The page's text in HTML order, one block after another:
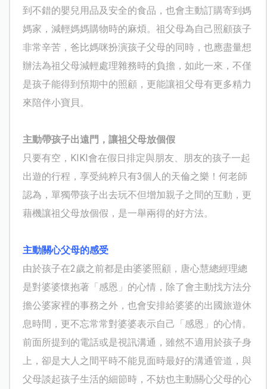
到不錯的嬰兒用品及安全的食品，也會主動訂購寄到媽
媽家，減輕媽媽購物時的麻煩。祖父母為自己照顧孩子
非常辛苦，爸比媽咪扮演孩子父母的同時，也應盡量想
辦法為祖父母減輕處理雜務時的負擔，如此一來，不僅
是孩子能得到預期中的照顧，更能讓祖父母有更多精力
來陪伴小寶貝。
主動帶孩子出遠門，讓祖父母放個假
只要有空， KIKI 會在假日排定與朋友、朋友的孩子一起
出遊的行程，享受純粹只有3個人的天倫之樂！何老師
認為，單獨帶孩子出去玩不但增加親子之間的互動，更
藉機讓祖父母放個假，是一舉兩得的好方法。
主動關心父母的感受
由於孩子在2歲之前都是由婆婆照顧，唐心慧總經理總
是對婆婆懷抱著「感恩」的心情，除了會主動找方法分
擔公婆家裡的事務之外，也會安排給婆婆的出國旅遊休
息時間，更不忘常常對婆婆表示自己「感恩」的心情。
前面所提到的電話或是視訊溝通，雖然不適用於孩子身
上，卻是大人之間平時不能見面時最好的溝通管道，與
父母談起孩子生活的細節時，不妨也主動關心父母的心